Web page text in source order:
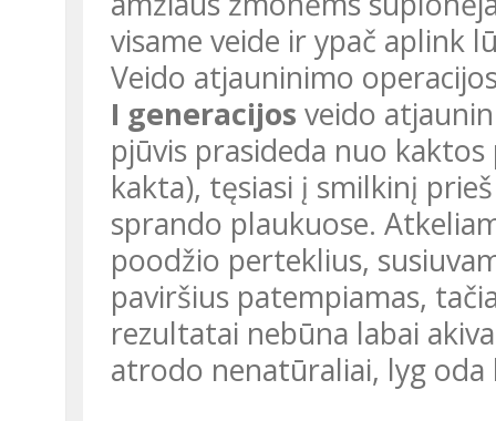
visame veide ir ypač aplink
Veido atjauninimo
I generacijos veido
pjūvis prasideda nuo
kakta), tęsiasi į smilkinį
sprando plaukuose.
poodžio perteklius,
paviršius patempiamas,
rezultatai nebūna labai
atrodo nenatūraliai, lyg